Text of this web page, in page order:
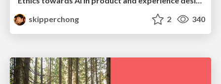
skipperchong
2 340